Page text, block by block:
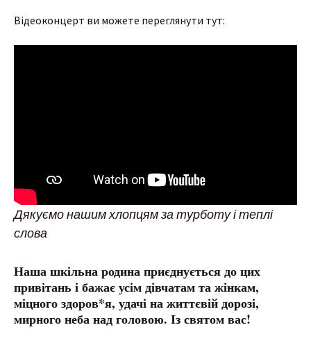
Відеоконцерт ви можете переглянути тут:
Дякуємо нашим хлопцям за турботу і теплі
слова
Наша шкільна родина приєднується до цих
привітань і бажає усім дівчатам та жінкам,
міцного здоров*я, удачі на життєвій дорозі,
мирного неба над головою. Із святом вас!